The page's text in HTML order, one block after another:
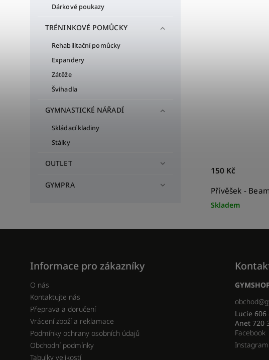
Dárkové poukazy
TRÉNINKOVÉ POMŮCKY
Rehabilitační pomůcky
Expandery
Zátěže
Švihadla
GYMNASTICKÉ NÁŘADÍ
Skládací kladiny
Stálky
OUTLET
GYMPRA
Přívěšek -
Skladem
150 Kč
Informace pro zákazníky
O nás
Kontaktujte nás
Přeprava a doručení
Vrácení zboží a reklamace
Podmínky ochrany osobních údajů
Obchodní podmínky
Tabulky velikostí
obchod@
Lucie 606
Anet 720
Facebook
Instagram